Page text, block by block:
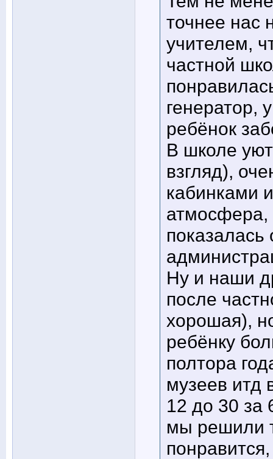
точнее нас
учителем,
частной
генератор,
ребёнок
В школе
взгляд),
кабинками
атмосфера,
показалась
Ну и наши
после
хорошая),
ребёнку
полтора
музеев итд
12 до 30 за
мы решили